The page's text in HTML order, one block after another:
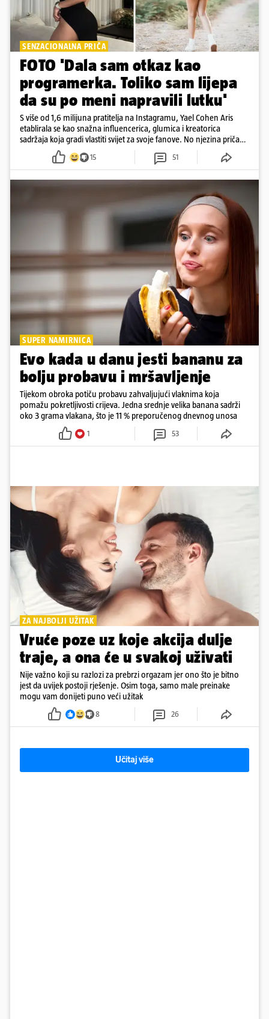
SENZACIONALNA PRIČA
FOTO 'Dala sam otkaz kao
programerka. Toliko sam lijepa
da su po meni napravili lutku'
S više od 1,6 milijuna pratitelja na Instagramu, Yael Cohen Aris
etablirala se kao snažna influencerica, glumica i kreatorica
sadržaja koja gradi vlastiti svijet za svoje fanove. No njezina priča
pokazuje da online slava dolazi i s neočekivanim izazovima
15 51
SUPER NAMIRNICA
Evo kada u danu jesti bananu za
bolju probavu i mršavljenje
Tijekom obroka potiču probavu zahvaljujući vlaknima koja
pomažu pokretljivosti crijeva. Jedna srednje velika banana sadrži
oko 3 grama vlakana, što je 11 % preporučenog dnevnog unosa
1 53
ZA NAJBOLJI UŽITAK
Vruće poze uz koje akcija dulje
traje, a ona će u svakoj uživati
Nije važno koji su razlozi za prebrzi orgazam jer ono što je bitno
jest da uvijek postoji rješenje. Osim toga, samo male preinake
mogu vam donijeti puno veći užitak
8 26
Učitaj više